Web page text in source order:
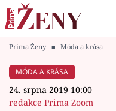
Módní alarm
Prima Ženy ■ Móda a krása
MÓDA A KRÁSA
24. srpna 2019 10:00
redakce Prima Zoom